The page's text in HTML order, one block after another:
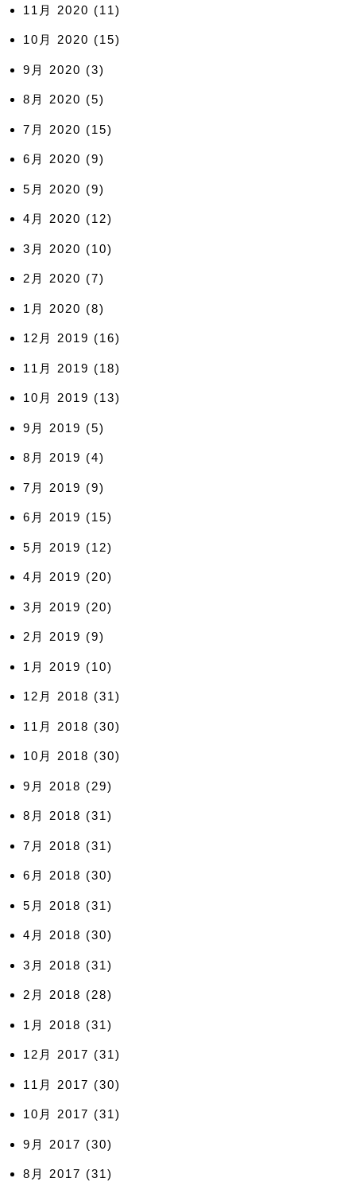
11月 2020 (11)
10月 2020 (15)
9月 2020 (3)
8月 2020 (5)
7月 2020 (15)
6月 2020 (9)
5月 2020 (9)
4月 2020 (12)
3月 2020 (10)
2月 2020 (7)
1月 2020 (8)
12月 2019 (16)
11月 2019 (18)
10月 2019 (13)
9月 2019 (5)
8月 2019 (4)
7月 2019 (9)
6月 2019 (15)
5月 2019 (12)
4月 2019 (20)
3月 2019 (20)
2月 2019 (9)
1月 2019 (10)
12月 2018 (31)
11月 2018 (30)
10月 2018 (30)
9月 2018 (29)
8月 2018 (31)
7月 2018 (31)
6月 2018 (30)
5月 2018 (31)
4月 2018 (30)
3月 2018 (31)
2月 2018 (28)
1月 2018 (31)
12月 2017 (31)
11月 2017 (30)
10月 2017 (31)
9月 2017 (30)
8月 2017 (31)